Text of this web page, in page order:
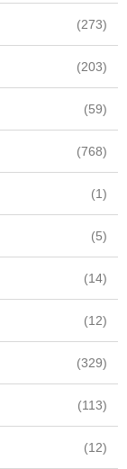
(273)
(203)
(59)
(768)
(1)
(5)
(14)
(12)
(329)
(113)
(12)